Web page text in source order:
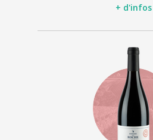
+ d'infos